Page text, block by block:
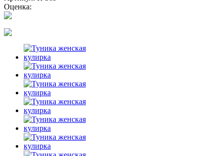
Оценка: